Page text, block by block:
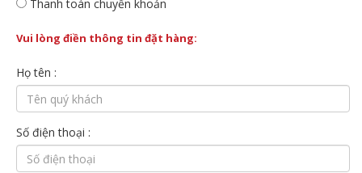
Thanh toán chuyển khoản
Vui lòng điền thông tin đặt hàng:
Họ tên :
Số điện thoại :